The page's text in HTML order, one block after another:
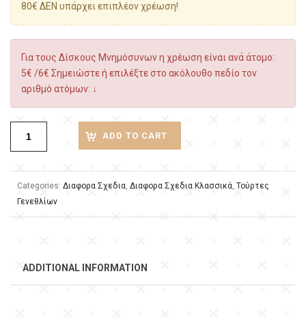
80€ ΔΕΝ υπάρχει επιπλέον χρέωση!
Για τους Δίσκους Μνημόσυνων η χρέωση είναι ανά άτομο:
5€ /6€ Σημειώστε ή επιλέξτε στο ακόλουθο πεδίο τον
αριθμό ατόμων: ↓
ADD TO CART
Categories: Διαφορα Σχεδια, Διαφορα Σχεδια Κλασσικά, Τούρτες
Γενεθλίων
ADDITIONAL INFORMATION